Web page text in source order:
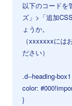
以下のコードを
ズ」>「追加
ょうか。
（xxxxxxxには
ださい）
.d--heading-
color:
}